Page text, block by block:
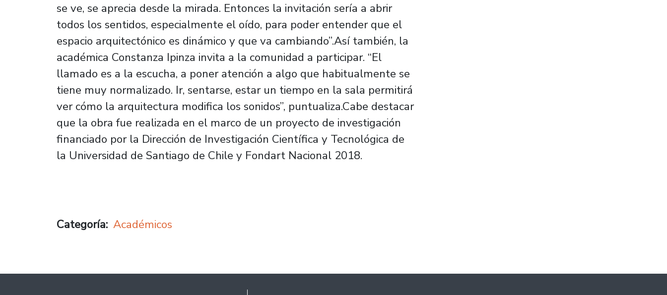
se ve, se aprecia desde la mirada. Entonces la invitación sería a abrir
todos los sentidos, especialmente el oído, para poder entender que el
espacio arquitectónico es dinámico y que va cambiando”.Así también, la
académica Constanza Ipinza invita a la comunidad a participar. “El
llamado es a la escucha, a poner atención a algo que habitualmente se
tiene muy normalizado. Ir, sentarse, estar un tiempo en la sala permitirá
ver cómo la arquitectura modifica los sonidos”, puntualiza.Cabe destacar
que la obra fue realizada en el marco de un proyecto de investigación
financiado por la Dirección de Investigación Científica y Tecnológica de
la Universidad de Santiago de Chile y Fondart Nacional 2018.
Categoría Académicos